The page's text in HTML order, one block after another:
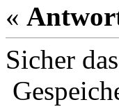
«
Sicher